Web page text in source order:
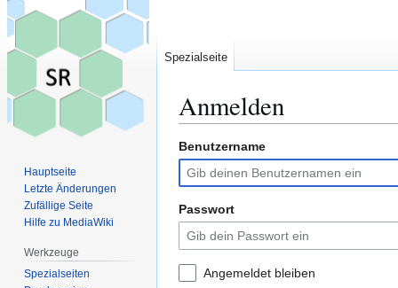
Anmelden
Zur
Navigation
springen
Zur
Suche
springen
Benutzername
Passwort
Angemeldet bleiben
Spezialseite
Hauptseite
Letzte Änderungen
Zufällige Seite
Hilfe zu MediaWiki
Werkzeuge
Spezialseiten